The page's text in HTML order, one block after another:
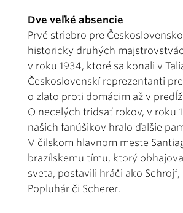
Dve veľké absencie
Prvé striebro pre
historicky druhých
v roku 1934, ktoré sa konali v
Československí reprezentanti
o zlato proti domácim až v
O necelých tridsať rokov, v roku
našich fanúšikov hralo ďalšie
V čilskom hlavnom meste
brazílskemu tímu, ktorý
sveta, postavili hráči ako
Popluhár či Scherer.